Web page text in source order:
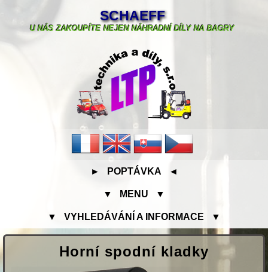
SCHAEFF
U NÁS ZAKOUPÍTE NEJEN NÁHRADNÍ DÍLY NA BAGRY
► POPTÁVKA ◄
▼ MENU ▼
▼ VYHLEDÁVÁNÍ A INFORMACE ▼
Horní spodní kladky